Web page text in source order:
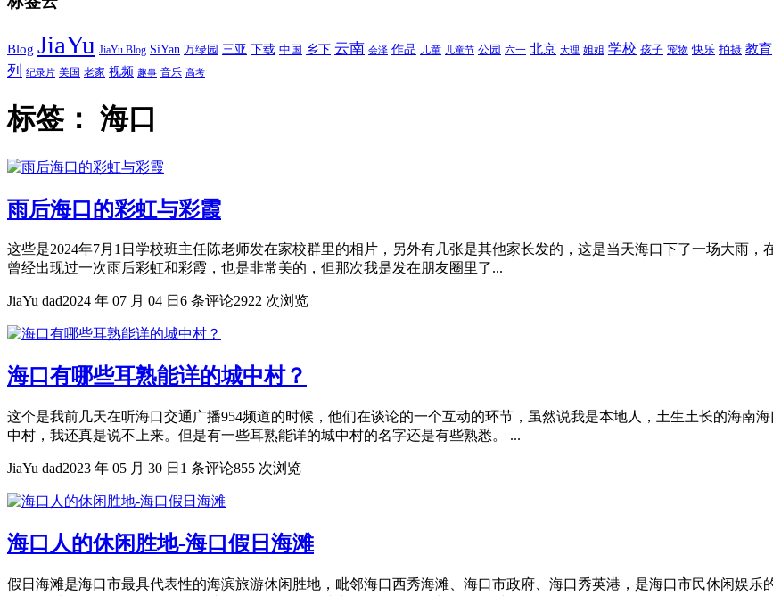
Blog JiaYu JiaYu Blog SiYan 万绿园 三亚 下载 中国 乡下 云南 会泽 作品 儿童 儿童节 公园 六一 北京 大理 姐姐 学校 孩子 宠物 快乐 拍摄 教育
列
纪录片 美国 老家 视频 趣事 音乐 高考
标签： 海口
雨后海口的彩虹与彩霞
这些是2024年7月1日学校班主任陈老师发在家校群里的相片，另外有几张是其他家长发的，这是当天海口下了一场大雨
曾经出现过一次雨后彩虹和彩霞，也是非常美的，但那次我是发在朋友圈里了...
JiaYu dad2024 年 07 月 04 日 6 条评论2922 次浏览
海口有哪些耳熟能详的城中村？
这个是我前几天在听海口交通广播954频道的时候，他们在谈论的一个互动的环节，虽然说我是本地人，土生土长的海南
中村，我还真是说不上来。但是有一些耳熟能详的城中村的名字还是有些熟悉。 ...
JiaYu dad2023 年 05 月 30 日 1 条评论855 次浏览
海口人的休闲胜地-海口假日海滩
假日海滩是海口市最具代表性的海滨旅游休闲胜地，毗邻海口西秀海滩、海口市政府、海口秀英港，是海口市民休闲娱